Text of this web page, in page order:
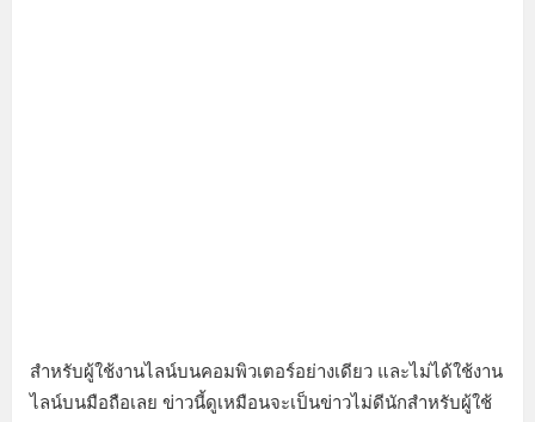
สำหรับผู้ใช้งานไลน์บนคอมพิวเตอร์อย่างเดียว และไม่ได้ใช้งาน
ไลน์บนมือถือเลย ข่าวนี้ดูเหมือนจะเป็นข่าวไม่ดีนักสำหรับผู้ใช้